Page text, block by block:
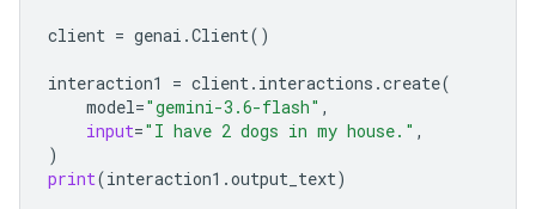
client = genai .Client()
interaction1 = client. interactions .create(
model="gemini-3.6-flash" ,
input="I have 2 dogs in my house." ,
)
print(interaction1 .output_text)